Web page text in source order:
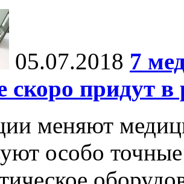
05.07.2018 7
скоро придут
меняют
особо